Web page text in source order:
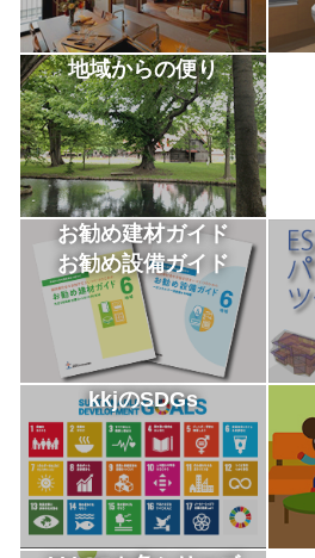
地域からの便り
お勧め建材ガイド
お勧め設備ガイド
kkjのSDGs